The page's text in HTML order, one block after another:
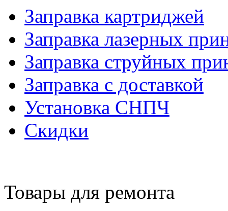
Заправка картриджей
Заправка лазерных
Заправка струйных
Заправка с доставкой
Установка СНПЧ
Скидки
Товары для ремонта